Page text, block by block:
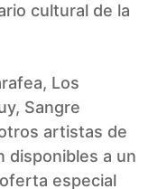
cultural de la
Los
Sangre
artistas de
disponibles a un
especial